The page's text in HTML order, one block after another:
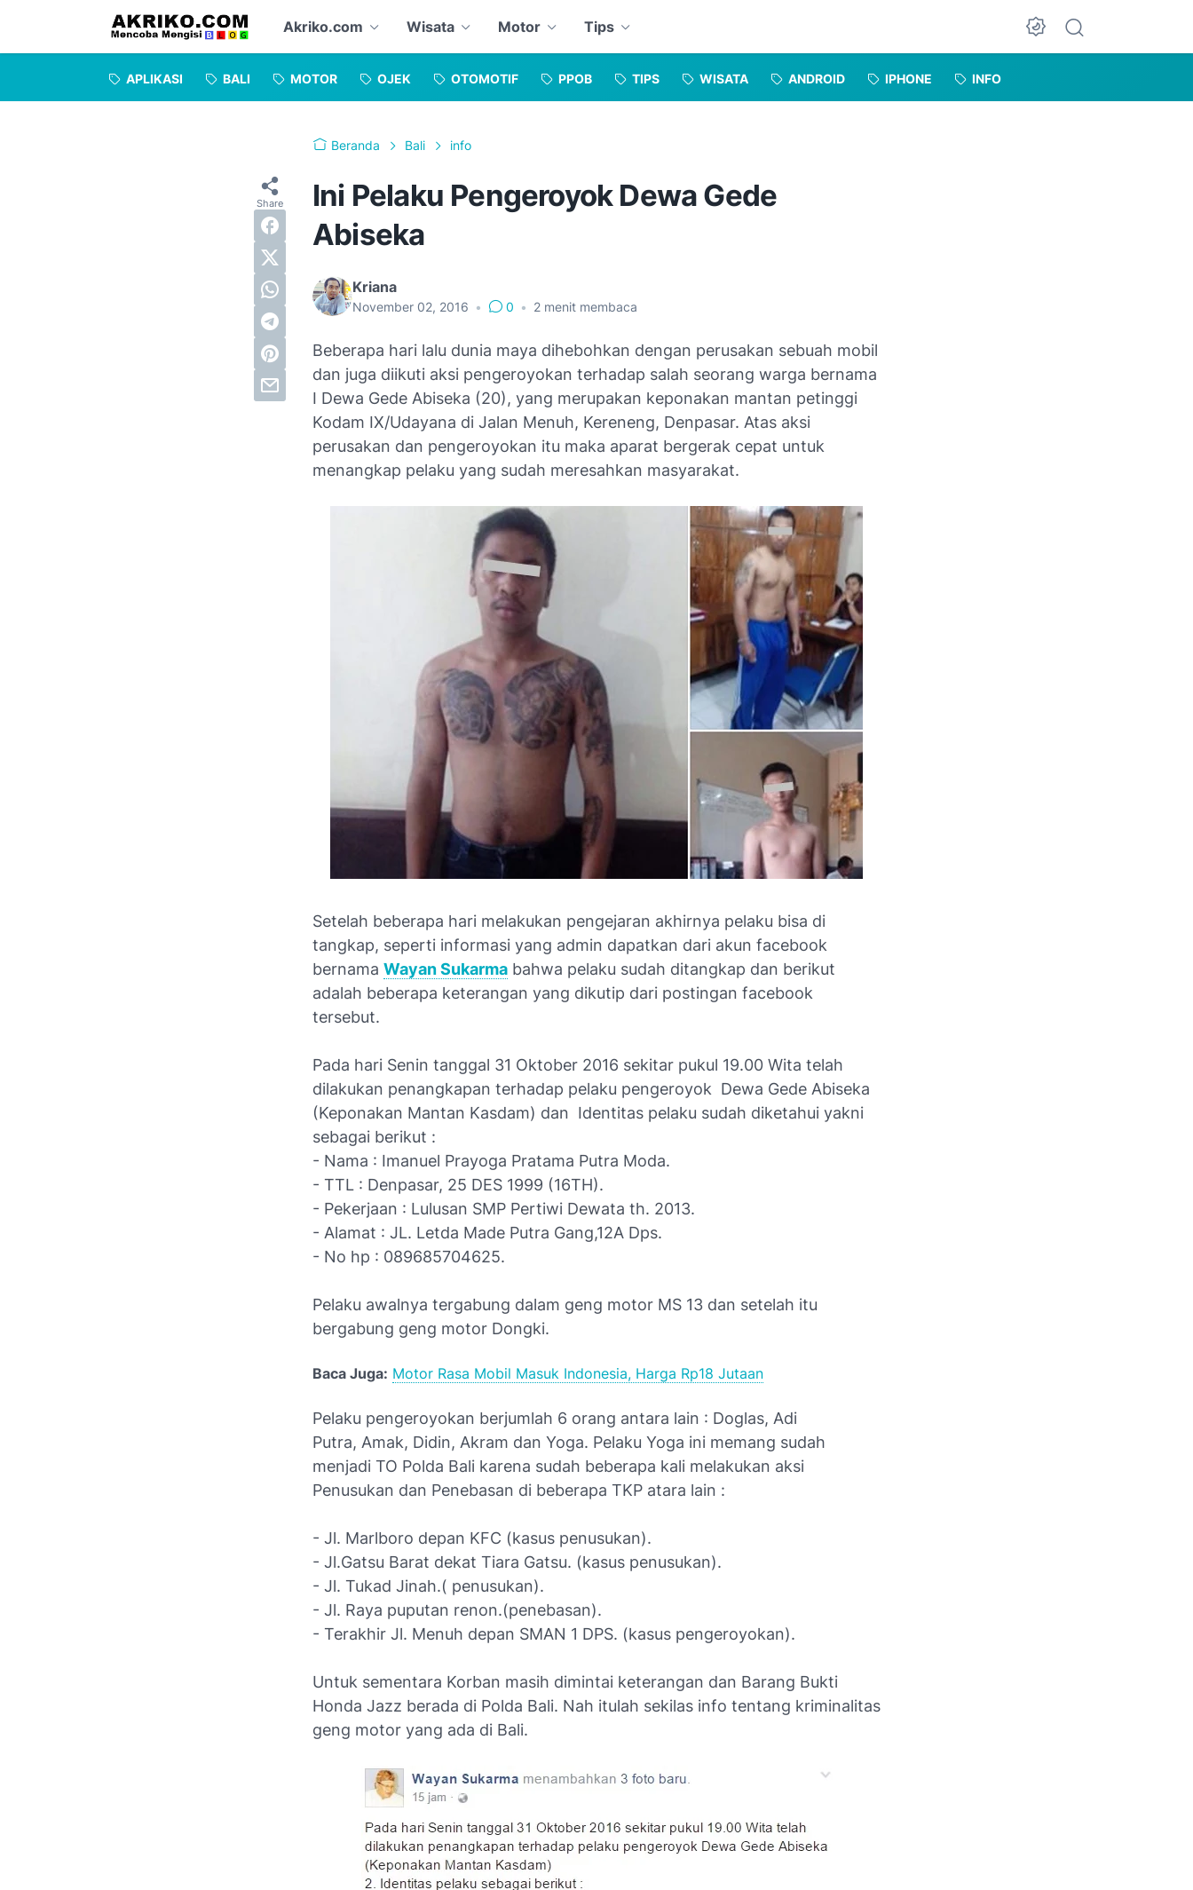
Akriko.com Wisata Motor Tips
Dark Mode
APLIKASI BALI MOTOR OJEK OTOMOTIF PPOB TIPS WISATA ANDROID IPHONE INFO
Beranda Bali info
Ini Pelaku Pengeroyok Dewa Gede
Abiseka
Kriana
November 02, 2016 • 0 • 2 menit membaca
Beberapa hari lalu dunia maya dihebohkan dengan perusakan sebuah mobil
dan juga diikuti aksi pengeroyokan terhadap salah seorang warga bernama
I Dewa Gede Abiseka (20), yang merupakan keponakan mantan petinggi
Kodam IX/Udayana di Jalan Menuh, Kereneng, Denpasar. Atas aksi
perusakan dan pengeroyokan itu maka aparat bergerak cepat untuk
menangkap pelaku yang sudah meresahkan masyarakat.
Setelah beberapa hari melakukan pengejaran akhirnya pelaku bisa di
tangkap, seperti informasi yang admin dapatkan dari akun facebook
bernama Wayan Sukarma bahwa pelaku sudah ditangkap dan berikut
adalah beberapa keterangan yang dikutip dari postingan facebook
tersebut.
Pada hari Senin tanggal 31 Oktober 2016 sekitar pukul 19.00 Wita telah
dilakukan penangkapan terhadap pelaku pengeroyok Dewa Gede Abiseka
(Keponakan Mantan Kasdam) dan Identitas pelaku sudah diketahui yakni
sebagai berikut :
- Nama : Imanuel Prayoga Pratama Putra Moda.
- TTL : Denpasar, 25 DES 1999 (16TH).
- Pekerjaan : Lulusan SMP Pertiwi Dewata th. 2013.
- Alamat : JL. Letda Made Putra Gang,12A Dps.
- No hp : 089685704625.
Pelaku awalnya tergabung dalam geng motor MS 13 dan setelah itu
bergabung geng motor Dongki.
Baca Juga: Motor Rasa Mobil Masuk Indonesia, Harga Rp18 Jutaan
Pelaku pengeroyokan berjumlah 6 orang antara lain : Doglas, Adi
Putra, Amak, Didin, Akram dan Yoga. Pelaku Yoga ini memang sudah
menjadi TO Polda Bali karena sudah beberapa kali melakukan aksi
Penusukan dan Penebasan di beberapa TKP atara lain :
- Jl. Marlboro depan KFC (kasus penusukan).
- Jl.Gatsu Barat dekat Tiara Gatsu. (kasus penusukan).
- Jl. Tukad Jinah.( penusukan).
- Jl. Raya puputan renon.(penebasan).
- Terakhir Jl. Menuh depan SMAN 1 DPS. (kasus pengeroyokan).
Untuk sementara Korban masih dimintai keterangan dan Barang Bukti
Honda Jazz berada di Polda Bali. Nah itulah sekilas info tentang kriminalitas
geng motor yang ada di Bali.